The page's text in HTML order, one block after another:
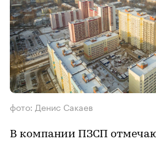
фото: Денис Сакаев
В компании ПЗСП